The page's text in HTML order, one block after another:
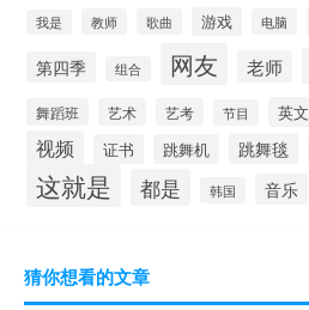
我是 教师 歌曲 游戏 电脑
第四季 组合 网友 老师
舞蹈班 艺术 艺考 节目 英文
视频 证书 跳舞机 跳舞毯
这就是 都是 韩国 音乐
猜你想看的文章